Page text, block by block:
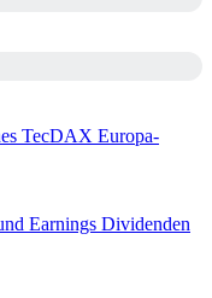
TecDAX Europa-
Earnings Dividenden